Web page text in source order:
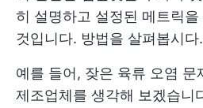
히 설명하고 설정된 메트릭
것입니다. 방법을 살펴봅시다.
예를 들어, 잦은 육류 오염 문
제조업체를 생각해 보겠습니